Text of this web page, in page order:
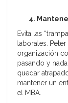
4. Mantener
Evita las
laborales.
organización
pasando y
quedar
mantener un
el MBA.